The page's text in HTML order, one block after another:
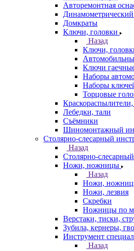
Авторемонтная
Домкраты
Ключи, головки
Назад
Ключи,
Ключи
Наборы
Наборы
Торцовые
Лебедки, тали
Съёмники
Шиномонтажный
Столярно-слесарный
Назад
Столярно-
Ножи, ножницы
Назад
Ножи,
Ножи, лезвия
Скребки
Ножницы по
Верстаки, тиски,
Зубила, кернеры,
Инструмент
Назад